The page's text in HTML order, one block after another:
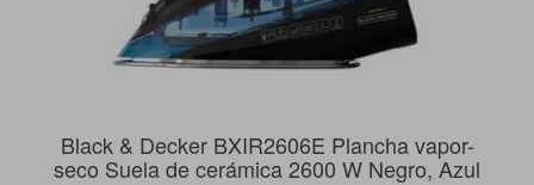
Black & Decker BXIR2606E Plancha vapor-
seco Suela de cerámica 2600 W Negro, Azul